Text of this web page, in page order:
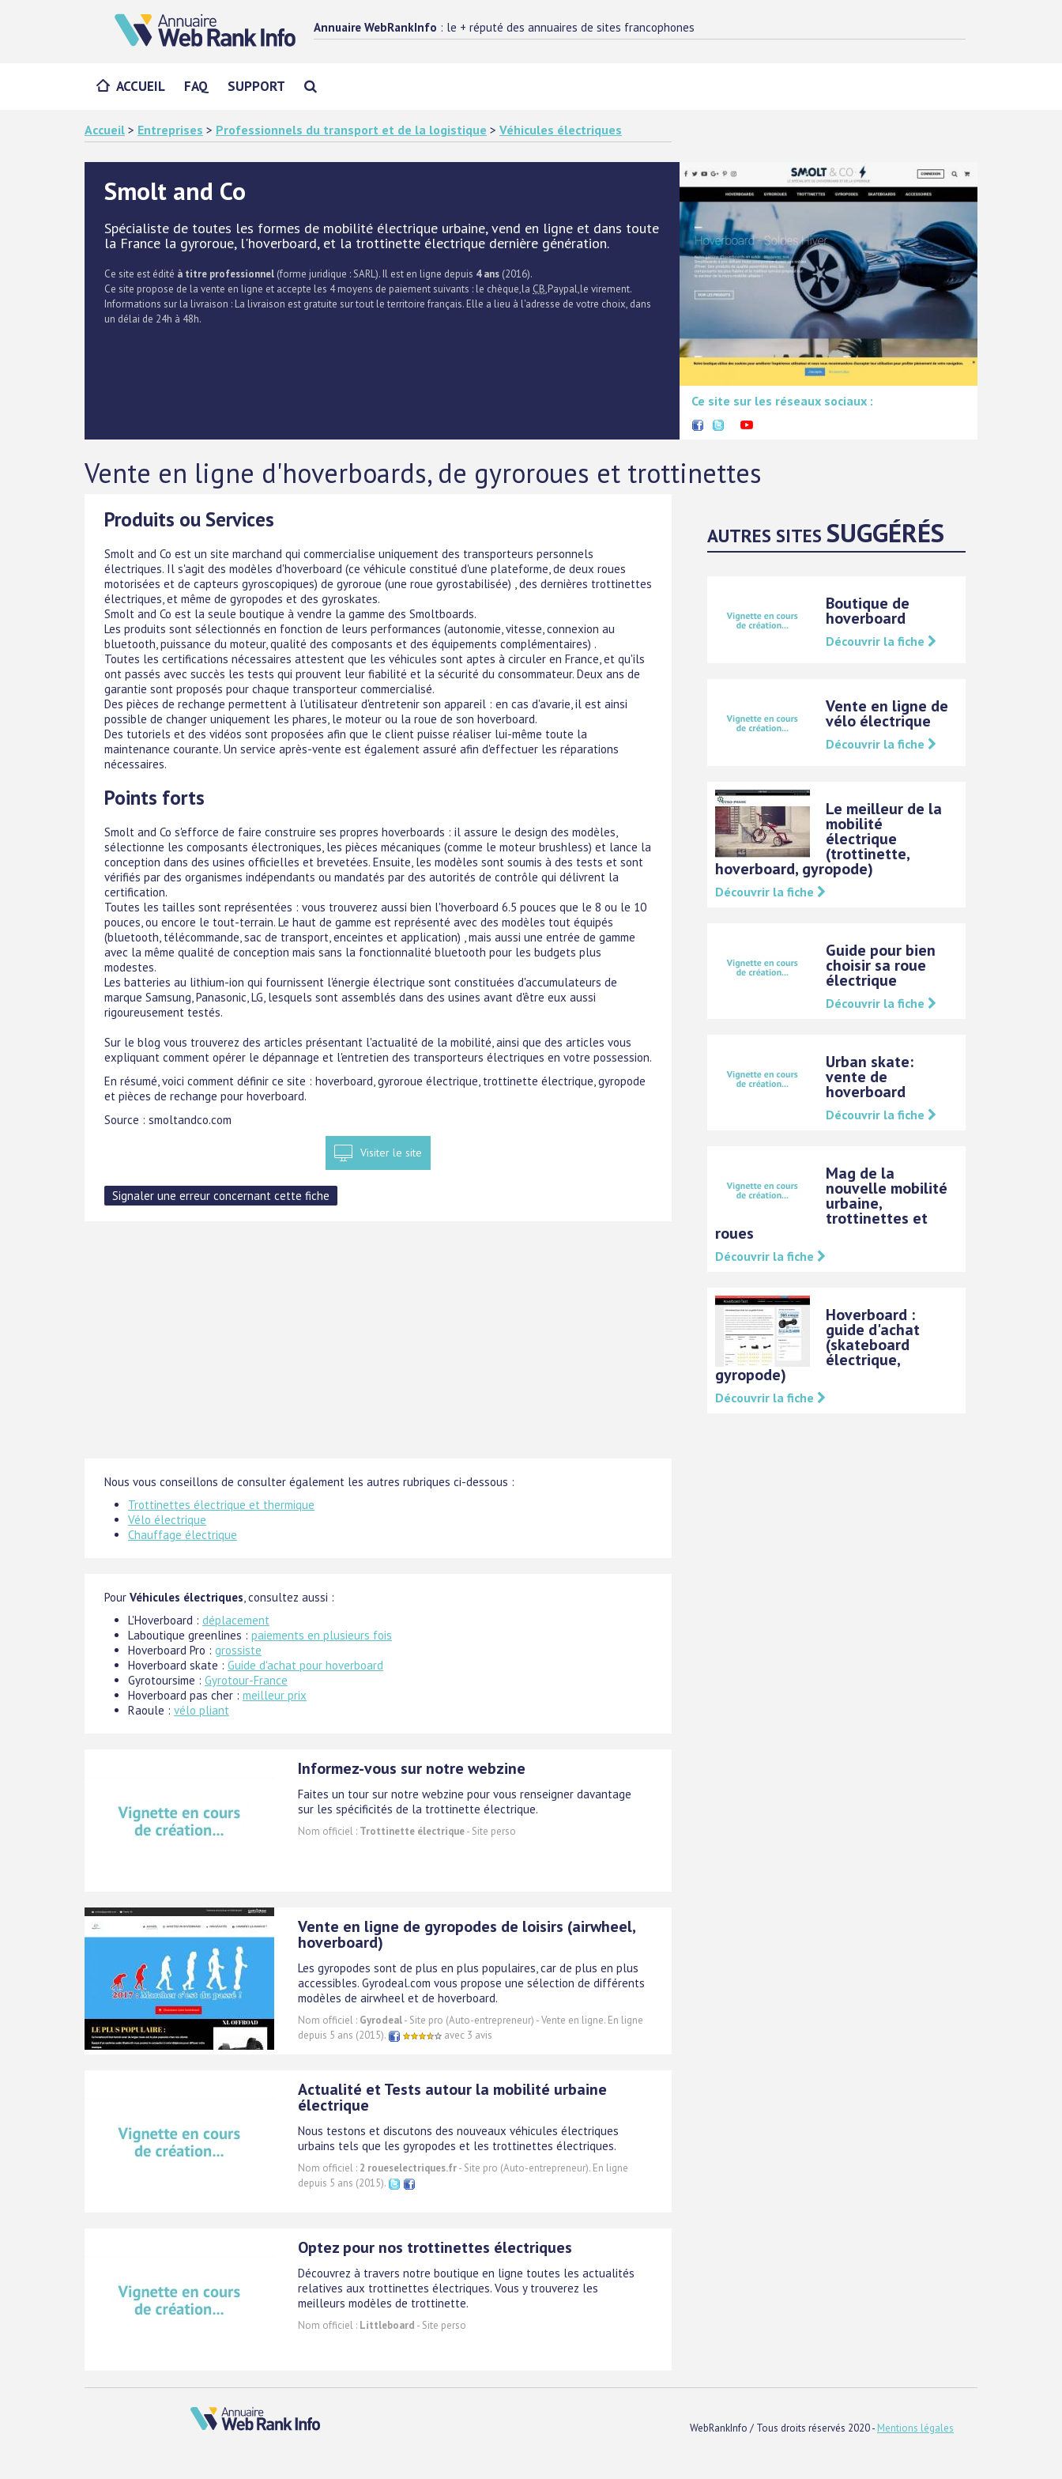
Annuaire WebRankInfo : le + réputé des annuaires de sites francophones
ACCUEIL FAQ SUPPORT
Accueil > Entreprises > Professionnels du transport et de la logistique > Véhicules électriques
Smolt and Co
Spécialiste de toutes les formes de mobilité électrique urbaine, vend en ligne et dans toute
la France la gyroroue, l'hoverboard, et la trottinette électrique dernière génération.
Ce site est édité à titre professionnel (forme juridique : SARL). Il est en ligne depuis 4 ans (2016).
Ce site propose de la vente en ligne et accepte les 4 moyens de paiement suivants : le chèque,la CB,Paypal,le virement.
Informations sur la livraison : La livraison est gratuite sur tout le territoire français. Elle a lieu à l'adresse de votre choix, dans
un délai de 24h à 48h.
Ce site sur les réseaux sociaux :
Vente en ligne d'hoverboards, de gyroroues et trottinettes
Produits ou Services
Smolt and Co est un site marchand qui commercialise uniquement des transporteurs personnels
électriques. Il s'agit des modèles d'hoverboard (ce véhicule constitué d'une plateforme, de deux roues
motorisées et de capteurs gyroscopiques) de gyroroue (une roue gyrostabilisée) , des dernières trottinettes
électriques, et même de gyropodes et des gyroskates.
Smolt and Co est la seule boutique à vendre la gamme des Smoltboards.
Les produits sont sélectionnés en fonction de leurs performances (autonomie, vitesse, connexion au
bluetooth, puissance du moteur, qualité des composants et des équipements complémentaires) .
Toutes les certifications nécessaires attestent que les véhicules sont aptes à circuler en France, et qu'ils
ont passés avec succès les tests qui prouvent leur fiabilité et la sécurité du consommateur. Deux ans de
garantie sont proposés pour chaque transporteur commercialisé.
Des pièces de rechange permettent à l'utilisateur d'entretenir son appareil : en cas d'avarie, il est ainsi
possible de changer uniquement les phares, le moteur ou la roue de son hoverboard.
Des tutoriels et des vidéos sont proposées afin que le client puisse réaliser lui-même toute la
maintenance courante. Un service après-vente est également assuré afin d'effectuer les réparations
nécessaires.
Points forts
Smolt and Co s'efforce de faire construire ses propres hoverboards : il assure le design des modèles,
sélectionne les composants électroniques, les pièces mécaniques (comme le moteur brushless) et lance la
conception dans des usines officielles et brevetées. Ensuite, les modèles sont soumis à des tests et sont
vérifiés par des organismes indépendants ou mandatés par des autorités de contrôle qui délivrent la
certification.
Toutes les tailles sont représentées : vous trouverez aussi bien l'hoverboard 6.5 pouces que le 8 ou le 10
pouces, ou encore le tout-terrain. Le haut de gamme est représenté avec des modèles tout équipés
(bluetooth, télécommande, sac de transport, enceintes et application) , mais aussi une entrée de gamme
avec la même qualité de conception mais sans la fonctionnalité bluetooth pour les budgets plus
modestes.
Les batteries au lithium-ion qui fournissent l'énergie électrique sont constituées d'accumulateurs de
marque Samsung, Panasonic, LG, lesquels sont assemblés dans des usines avant d'être eux aussi
rigoureusement testés.
Sur le blog vous trouverez des articles présentant l'actualité de la mobilité, ainsi que des articles vous
expliquant comment opérer le dépannage et l'entretien des transporteurs électriques en votre possession.
En résumé, voici comment définir ce site : hoverboard, gyroroue électrique, trottinette électrique, gyropode
et pièces de rechange pour hoverboard.
Source : smoltandco.com
Visiter le site
Nous vous conseillons de consulter également les autres rubriques ci-dessous :
Trottinettes électrique et thermique
Vélo électrique
Chauffage électrique
Pour Véhicules électriques, consultez aussi :
L'Hoverboard : déplacement
Laboutique greenlines : paiements en plusieurs fois
Hoverboard Pro : grossiste
Hoverboard skate : Guide d'achat pour hoverboard
Gyrotoursime : Gyrotour-France
Hoverboard pas cher : meilleur prix
Raoule : vélo pliant
Informez-vous sur notre webzine
Faites un tour sur notre webzine pour vous renseigner davantage
sur les spécificités de la trottinette électrique.
Nom officiel : Trottinette électrique- Site perso
Vente en ligne de gyropodes de loisirs (airwheel,
hoverboard)
Les gyropodes sont de plus en plus populaires, car de plus en plus
accessibles. Gyrodeal.com vous propose une sélection de différents
modèles de airwheel et de hoverboard.
Nom officiel : Gyrodeal- Site pro (Auto-entrepreneur) - Vente en ligne. En ligne
depuis 5 ans (2015).
avec 3 avis
Actualité et Tests autour la mobilité urbaine
électrique
Nous testons et discutons des nouveaux véhicules électriques
urbains tels que les gyropodes et les trottinettes électriques.
Nom officiel : 2 roueselectriques.fr- Site pro (Auto-entrepreneur). En ligne
depuis 5 ans (2015).
Optez pour nos trottinettes électriques
Découvrez à travers notre boutique en ligne toutes les actualités
relatives aux trottinettes électriques. Vous y trouverez les
meilleurs modèles de trottinette.
Nom officiel : Littleboard - Site perso
AUTRES SITESSUGGÉRÉS
Boutique de
hoverboard
Découvrir la fiche
Vente en ligne de
vélo électrique
Découvrir la fiche
Le meilleur de la
mobilité
électrique
(trottinette,
hoverboard, gyropode)
Découvrir la fiche
Guide pour bien
choisir sa roue
électrique
Découvrir la fiche
Urban skate:
vente de
hoverboard
Découvrir la fiche
Mag de la
nouvelle mobilité
urbaine,
trottinettes et
roues
Découvrir la fiche
Hoverboard :
guide d'achat
(skateboard
électrique,
gyropode)
Découvrir la fiche
WebRankInfo / Tous droits réservés 2020 - Mentions légales